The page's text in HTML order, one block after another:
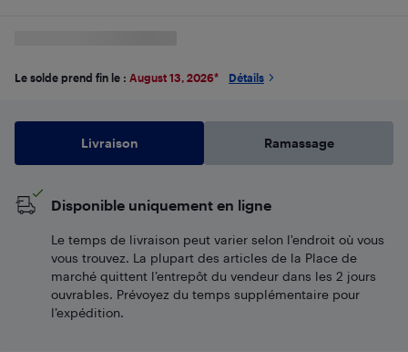
Le solde prend fin le : August 13, 2026* Détails
Livraison Ramassage
Disponible uniquement en ligne
Le temps de livraison peut varier selon l'endroit où vous
vous trouvez. La plupart des articles de la Place de
marché quittent l’entrepôt du vendeur dans les 2 jours
ouvrables. Prévoyez du temps supplémentaire pour
l’expédition.